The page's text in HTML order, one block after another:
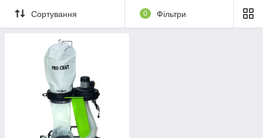
Сортування 0 Фільтри